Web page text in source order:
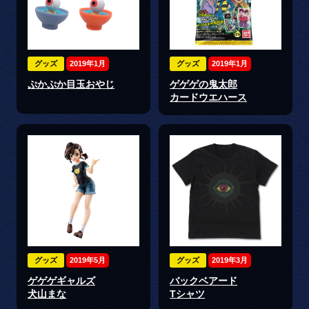
グッズ 2019年1月
ぷかぷか目玉おやじ
グッズ 2019年1月
ゲゲゲの鬼太郎
カードウエハース
グッズ 2019年5月
ゲゲゲギャルズ
犬山まな
グッズ 2019年3月
バックベアード
Tシャツ